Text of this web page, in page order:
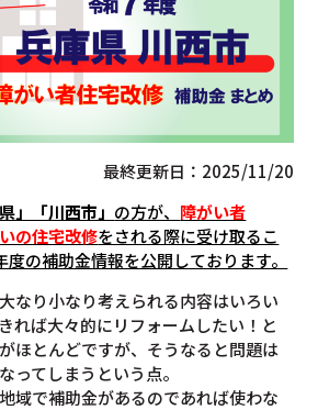
最終更新日：2025/11/20
」「川西市」 の方が、 障がい者
の住宅改修をされる際に受け取るこ
の補助金情報を公開しております。
なり小なり考えられる内容はいろい
れば大々的にリフォームしたい！と
ほとんどですが、そうなると問題は
ってしまうという点。
域で補助金があるのであれば使わな